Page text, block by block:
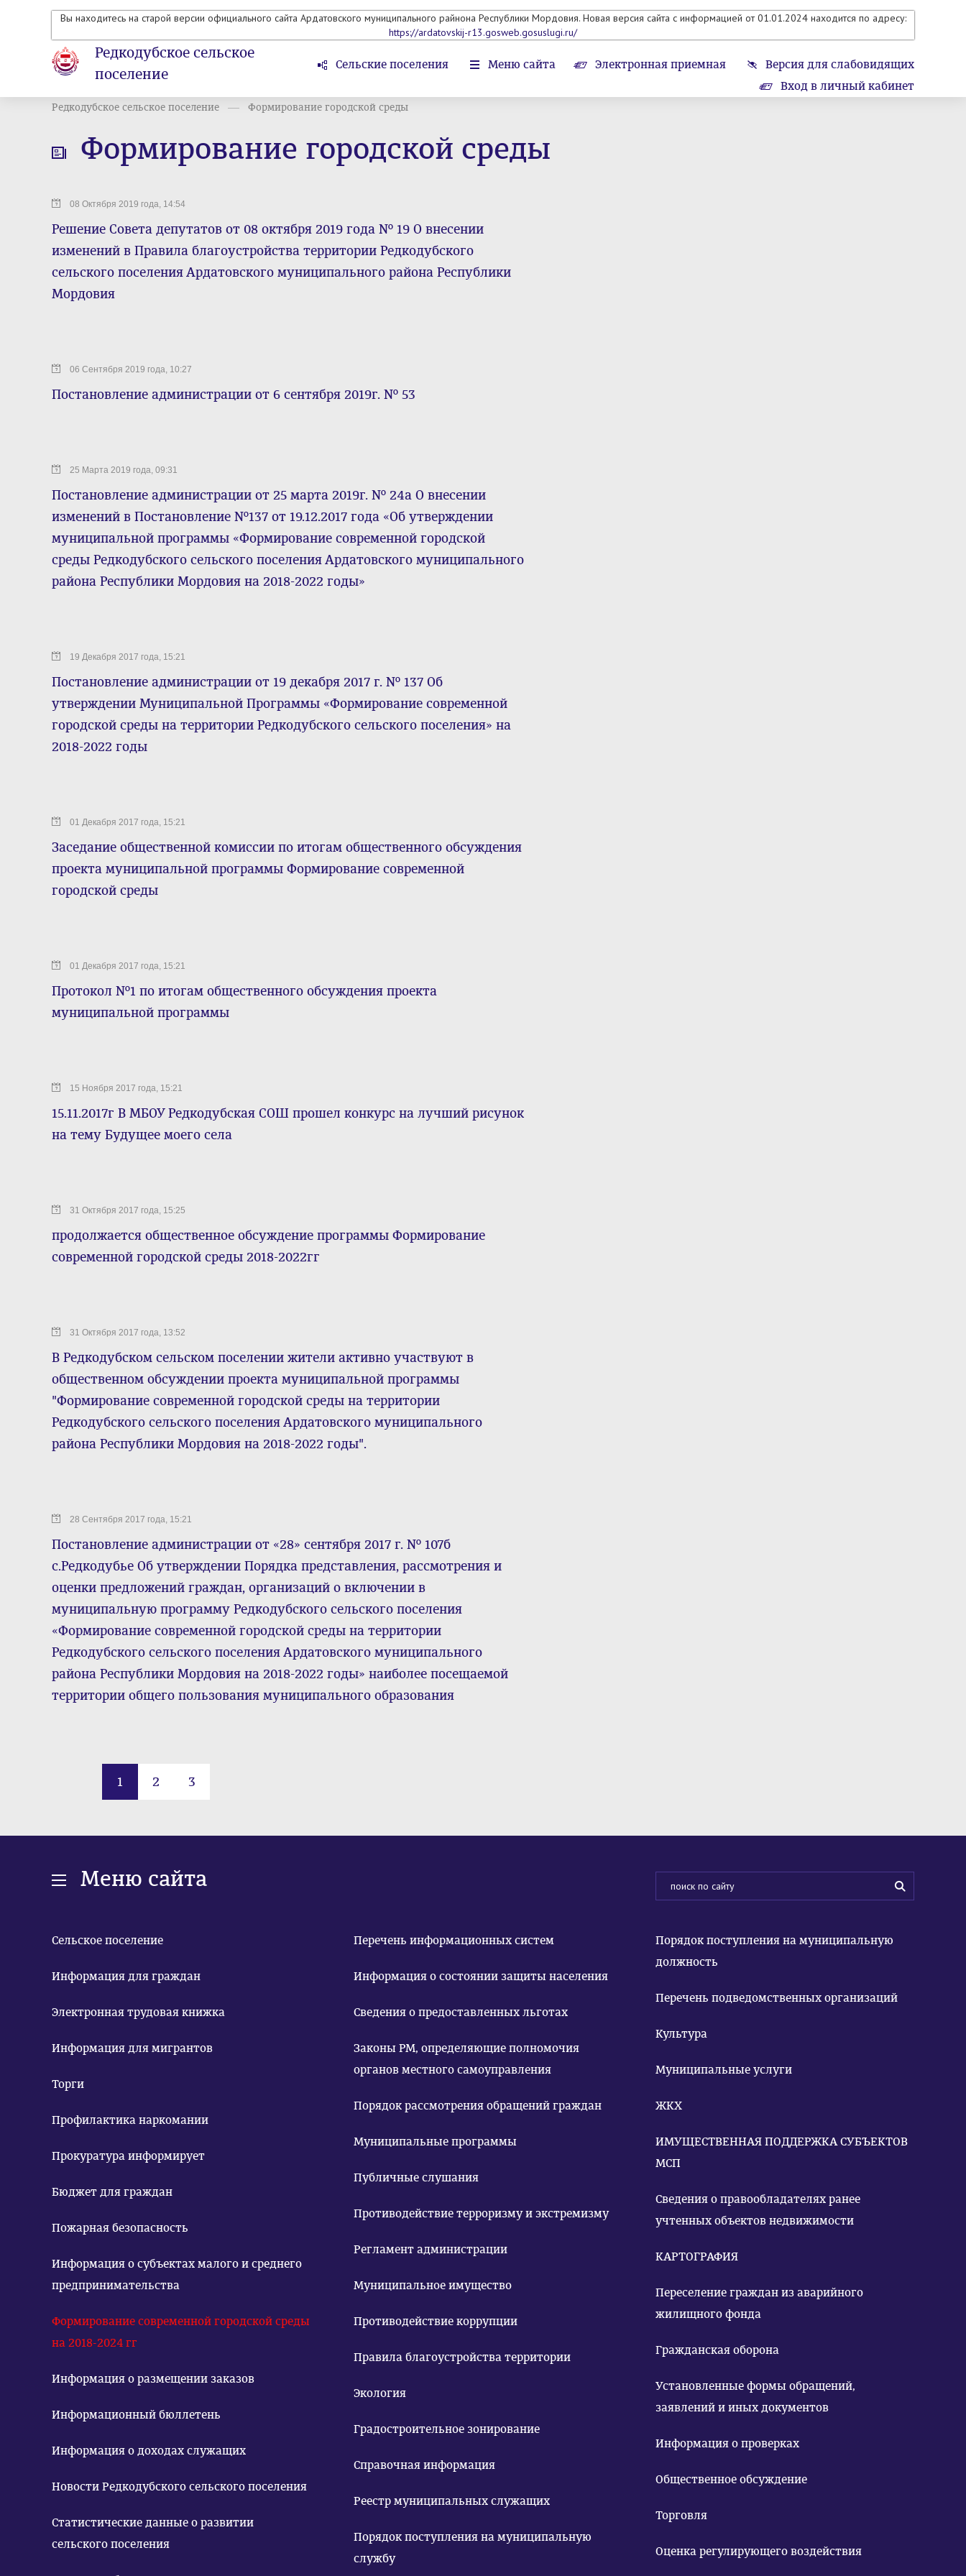
Вы находитесь на старой версии официального сайта Ардатовского муниципального райнона Республики Мордовия. Новая версия сайта с информацией от 01.01.2024 находится по адресу:
https://ardatovskij-r13.gosweb.gosuslugi.ru/
Редкодубское сельское
поселение
Сельские поселения Меню сайта Электронная приемная
Версия для слабовидящих
Вход в личный кабинет
Редкодубское сельское поселение Формирование городской среды
Формирование городской среды
08 Октября 2019 года, 14:54
Решение Совета депутатов от 08 октября 2019 года № 19 О внесении
изменений в Правила благоустройства территории Редкодубского
сельского поселения Ардатовского муниципального района Республики
Мордовия
06 Сентября 2019 года, 10:27
Постановление администрации от 6 сентября 2019г. № 53
25 Марта 2019 года, 09:31
Постановление администрации от 25 марта 2019г. № 24а О внесении
изменений в Постановление №137 от 19.12.2017 года «Об утверждении
муниципальной программы «Формирование современной городской
среды Редкодубского сельского поселения Ардатовского муниципального
района Республики Мордовия на 2018-2022 годы»
19 Декабря 2017 года, 15:21
Постановление администрации от 19 декабря 2017 г. № 137 Об
утверждении Муниципальной Программы «Формирование современной
городской среды на территории Редкодубского сельского поселения» на
2018-2022 годы
01 Декабря 2017 года, 15:21
Заседание общественной комиссии по итогам общественного обсуждения
проекта муниципальной программы Формирование современной
городской среды
01 Декабря 2017 года, 15:21
Протокол №1 по итогам общественного обсуждения проекта
муниципальной программы
15 Ноября 2017 года, 15:21
15.11.2017г В МБОУ Редкодубская СОШ прошел конкурс на лучший рисунок
на тему Будущее моего села
31 Октября 2017 года, 15:25
продолжается общественное обсуждение программы Формирование
современной городской среды 2018-2022гг
31 Октября 2017 года, 13:52
В Редкодубском сельском поселении жители активно участвуют в
общественном обсуждении проекта муниципальной программы
"Формирование современной городской среды на территории
Редкодубского сельского поселения Ардатовского муниципального
района Республики Мордовия на 2018-2022 годы".
28 Сентября 2017 года, 15:21
Постановление администрации от «28» сентября 2017 г. № 107б
с.Редкодубье Об утверждении Порядка представления, рассмотрения и
оценки предложений граждан, организаций о включении в
муниципальную программу Редкодубского сельского поселения
«Формирование современной городской среды на территории
Редкодубского сельского поселения Ардатовского муниципального
района Республики Мордовия на 2018-2022 годы» наиболее посещаемой
территории общего пользования муниципального образования
1 2 3
Меню сайта
Сельское поселение
Информация для граждан
Электронная трудовая книжка
Информация для мигрантов
Торги
Профилактика наркомании
Прокуратура информирует
Бюджет для граждан
Пожарная безопасность
Информация о субъектах малого и среднего
предпринимательства
Формирование современной городской среды
на 2018-2024 гг
Информация о размещении заказов
Информационный бюллетень
Информация о доходах служащих
Новости Редкодубского сельского поселения
Статистические данные о развитии
сельского поселения
Перечень информационных систем
Информация о состоянии защиты населения
Сведения о предоставленных льготах
Законы РМ, определяющие полномочия
органов местного самоуправления
Порядок рассмотрения обращений граждан
Муниципальные программы
Публичные слушания
Противодействие терроризму и экстремизму
Регламент администрации
Муниципальное имущество
Противодействие коррупции
Правила благоустройства территории
Экология
Градостроительное зонирование
Справочная информация
Реестр муниципальных служащих
Порядок поступления на муниципальную
службу
Порядок поступления на муниципальную
должность
Перечень подведомственных организаций
Культура
Муниципальные услуги
ЖКХ
ИМУЩЕСТВЕННАЯ ПОДДЕРЖКА СУБЪЕКТОВ
МСП
Сведения о правообладателях ранее
учтенных объектов недвижимости
КАРТОГРАФИЯ
Переселение граждан из аварийного
жилищного фонда
Гражданская оборона
Установленные формы обращений,
заявлений и иных документов
Информация о проверках
Общественное обсуждение
Торговля
Оценка регулирующего воздействия